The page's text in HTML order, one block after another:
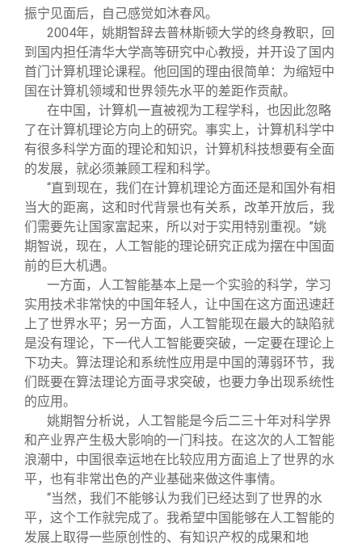
振宁见面后，自己感觉如沐春风。
2004年，姚期智辞去普林斯顿大学的终身教职，回
到国内担任清华大学高等研究中心教授，并开设了国内
首门计算机理论课程。他回国的理由很简单：为缩短中
国在计算机领域和世界领先水平的差距作贡献。
在中国，计算机一直被视为工程学科，也因此忽略
了在计算机理论方向上的研究。事实上，计算机科学中
有很多科学方面的理论和知识，计算机科技想要有全面
的发展，就必须兼顾工程和科学。
“直到现在，我们在计算机理论方面还是和国外有相
当大的距离，这和时代背景也有关系，改革开放后，我
们需要先让国家富起来，所以对于实用特别重视。”姚
期智说，现在，人工智能的理论研究正成为摆在中国面
前的巨大机遇。
一方面，人工智能基本上是一个实验的科学，学习
实用技术非常快的中国年轻人，让中国在这方面迅速赶
上了世界水平；另一方面，人工智能现在最大的缺陷就
是没有理论，下一代人工智能要突破，一定要在理论上
下功夫。算法理论和系统性应用是中国的薄弱环节，我
们既要在算法理论方面寻求突破，也要力争出现系统性
的应用。
姚期智分析说，人工智能是今后二三十年对科学界
和产业界产生极大影响的一门科技。在这次的人工智能
浪潮中，中国很幸运地在比较应用方面追上了世界的水
平，也有非常出色的产业基础来做这件事情。
“当然，我们不能够认为我们已经达到了世界的水
平，这个工作就完成了。我希望中国能够在人工智能的
发展上取得一些原创性的、有知识产权的成果和地